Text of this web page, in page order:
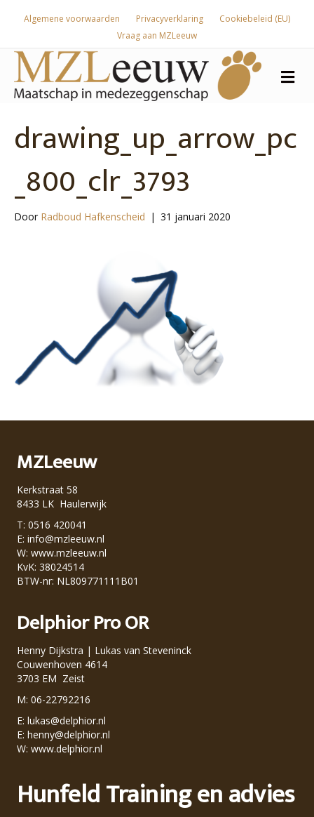
Algemene voorwaarden Privacyverklaring
Cookiebeleid (EU)
Vraag aan MZLeeuw
drawing_up_arrow_pc
_800_clr_3793
Door Radboud Hafkenscheid | 31 januari 2020
MZLeeuw
Kerkstraat 58
8433 LK Haulerwijk
T: 0516 420041
E: info@mzleeuw.nl
W: www.mzleeuw.nl
KvK: 38024514
BTW-nr: NL809771111B01
Delphior Pro OR
Henny Dijkstra | Lukas van Steveninck
Couwenhoven 4614
3703 EM Zeist
M: 06-22792216
E: lukas@delphior.nl
E: henny@delphior.nl
W: www.delphior.nl
Hunfeld Training en advies